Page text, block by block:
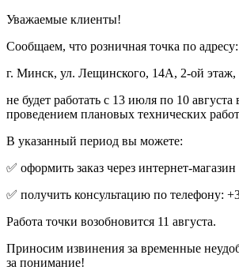
Уважаемые клиенты!
Сообщаем, что розничная точка по адресу:
г. Минск, ул. Лещинского, 14А, 2-ой этаж,
не будет работать с 13 июля по 10 августа
проведением плановых технических
В указанный период вы можете:
✅ оформить заказ через интернет-магазин
✅ получить консультацию по телефону:
Работа точки возобновится 11 августа.
Приносим извинения за временные
за понимание!